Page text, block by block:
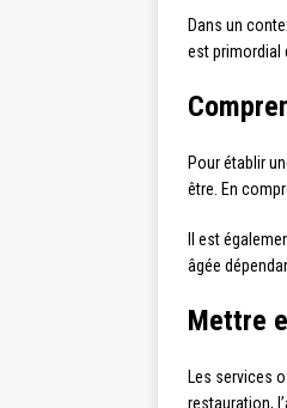
Dans un
est primordial
Pour établir
être. En
Il est
âgée
Mettre
Les services
restauration,